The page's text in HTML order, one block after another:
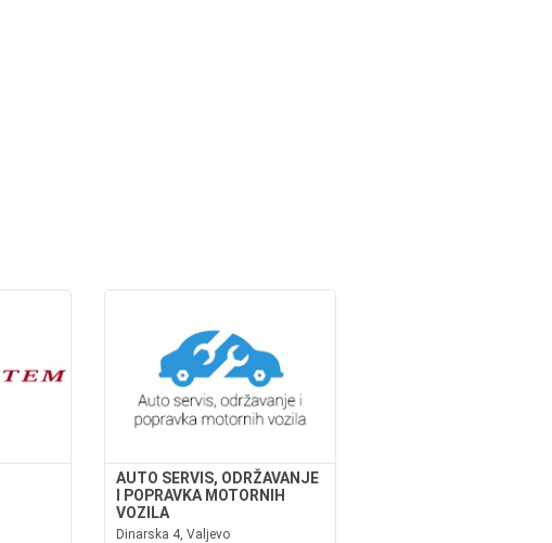
AUTO SERVIS, ODRŽAVANJE
I POPRAVKA MOTORNIH
VOZILA
Dinarska 4, Valjevo